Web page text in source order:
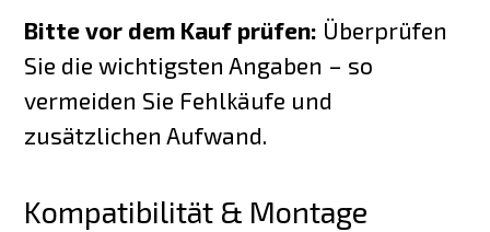
Bitte vor dem Kauf prüfen: Überprüfen
Sie die wichtigsten Angaben – so
vermeiden Sie Fehlkäufe und
zusätzlichen Aufwand.
Kompatibilität & Montage